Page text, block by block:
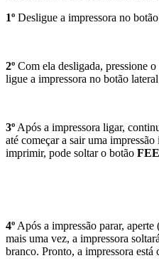
1º Desligue a impressora no
2º Com ela desligada, pressione o
ligue a impressora no botão lateral
3º Após a impressora ligar,
até começar a sair uma
imprimir, pode soltar o botão
4º Após a impressão parar,
mais uma vez, a impressora
branco. Pronto, a impressora está